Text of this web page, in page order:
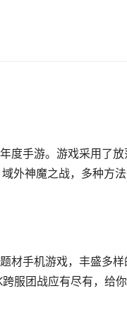
度手游。游戏采用了
外神魔之战，多种方
材手机游戏，丰盛多
服团战应有尽有，给